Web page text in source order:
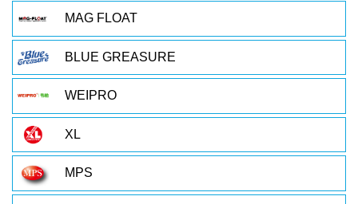
MAG FLOAT
BLUE GREASURE
WEIPRO
XL
MPS